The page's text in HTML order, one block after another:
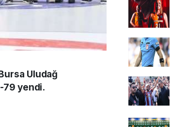
Uludağ
79 yendi.